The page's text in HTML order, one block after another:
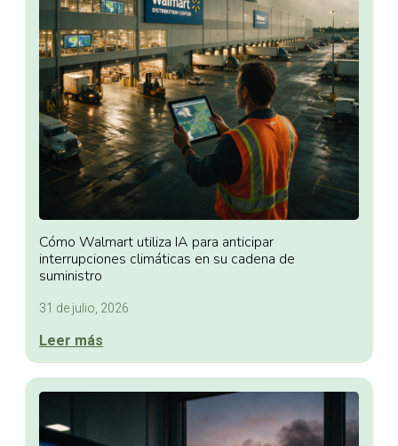
Cómo Walmart utiliza IA para anticipar
interrupciones climáticas en su cadena de
suministro
31 de julio, 2026
Leer más